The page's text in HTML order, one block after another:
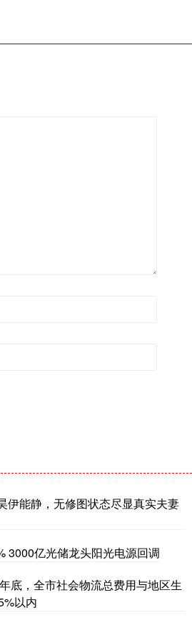
伊能静，无修图状态尽显真实夫妻
3000亿光储龙头阳光电源回调
底，全市社会物流总费用与地区生
以内